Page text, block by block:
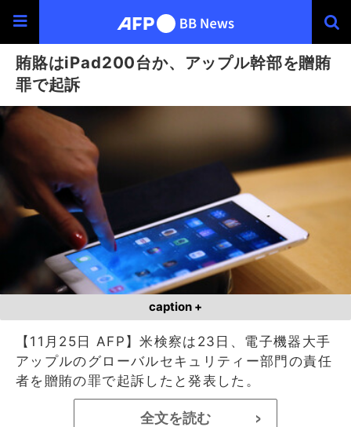
賄賂はiPad200台か、アップル幹部を贈賄
罪で起訴
caption +
【11月25日 AFP】米検察は23日、電子機器大手
アップルのグローバルセキュリティー部門の責任
者を贈賄の罪で起訴したと発表した。
全文を読む >